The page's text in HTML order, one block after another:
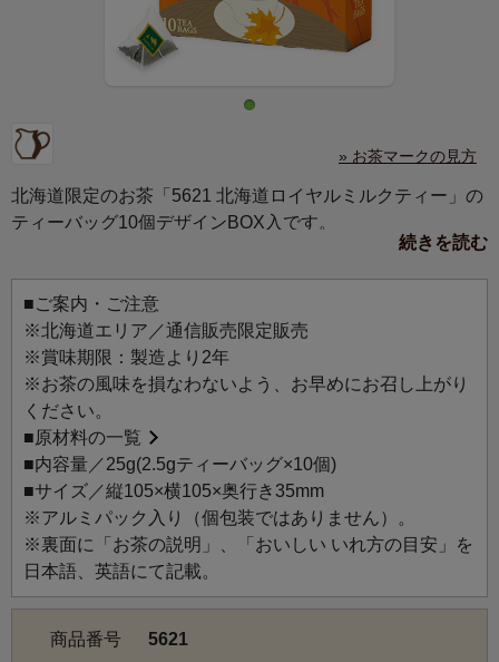
» お茶マークの見方
北海道限定のお茶「5621 北海道ロイヤルミルクティー」の
ティーバッグ10個デザインBOX入です。
北の大地の四季折々の風景を、北海道に生息する動物と共
に描きました。
落ち葉の舞い散る秋のテラス。白樺の林から、エゾシカと
フクロウがのぞいています。
北海道のミルクでつくった濃厚なロイヤルミルクティーを
イメージし、ケニアやインドのアッサムなどのコクがしっ
かりとした紅茶を厳選してブレンド。
ほんのりハニーの香りがミルク本来の甘みとコクを引き立
てます。
煮出し式はもちろん、通常のミルクティーで楽しむのもお
すすめです。リラックスしたいときや、ティータイムを優
雅なひとときにしてくれるお茶です。
ミルクとハニー（蜂蜜）の香りづけで、ロイヤルミルクテ
ます。
続きを読む
■ご案内・ご注意
※北海道エリア／通信販売限定販売
※賞味期限：製造より2年
※お茶の風味を損なわないよう、お早めにお召し上がり
ください。
■原材料の一覧
■内容量／25g(2.5gティーバッグ×10個)
■サイズ／縦105×横105×奥行き35mm
※アルミパック入り（個包装ではありません）。
※裏面に「お茶の説明」、「おいしい いれ方の目安」を
日本語、英語にて記載。
商品番号
5621